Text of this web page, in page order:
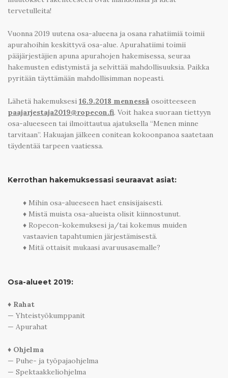
tervetulleita!
Vuonna 2019 uutena osa-alueena ja osana rahatiimiä toimii
apurahoihin keskittyvä osa-alue. Apurahatiimi toimii
pääjärjestäjien apuna apurahojen hakemisessa, seuraa
hakemusten edistymistä ja selvittää mahdollisuuksia. Paikka
pyritään täyttämään mahdollisimman nopeasti.
Lähetä hakemuksesi 16.9.2018 mennessä osoitteeseen
paajarjestaja2019@ropecon.fi. Voit hakea suoraan tiettyyn
osa-alueeseen tai ilmoittautua ajatuksella “Menen minne
tarvitaan”. Hakuajan jälkeen conitean kokoonpanoa saatetaan
täydentää tarpeen vaatiessa.
Kerrothan hakemuksessasi seuraavat asiat:
♦ Mihin osa-alueeseen haet ensisijaisesti.
♦ Mistä muista osa-alueista olisit kiinnostunut.
♦ Ropecon-kokemuksesi ja/tai kokemus muiden
vastaavien tapahtumien järjestämisestä.
♦ Mitä ottaisit mukaasi avaruusasemalle?
Osa-alueet 2019:
♦ Rahat
— Yhteistyökumppanit
— Apurahat
♦ Ohjelma
— Puhe- ja työpajaohjelma
— Spektaakkeliohjelma